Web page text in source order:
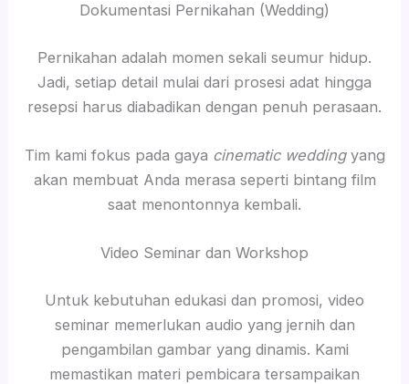
Dokumentasi Pernikahan (Wedding)
Pernikahan adalah momen sekali seumur hidup.
Jadi, setiap detail mulai dari prosesi adat hingga
resepsi harus diabadikan dengan penuh perasaan.
Tim kami fokus pada gaya cinematic weddingyang
akan membuat Anda merasa seperti bintang film
saat menontonnya kembali.
Video Seminar dan Workshop
Untuk kebutuhan edukasi dan promosi, video
seminar memerlukan audio yang jernih dan
pengambilan gambar yang dinamis. Kami
memastikan materi pembicara tersampaikan